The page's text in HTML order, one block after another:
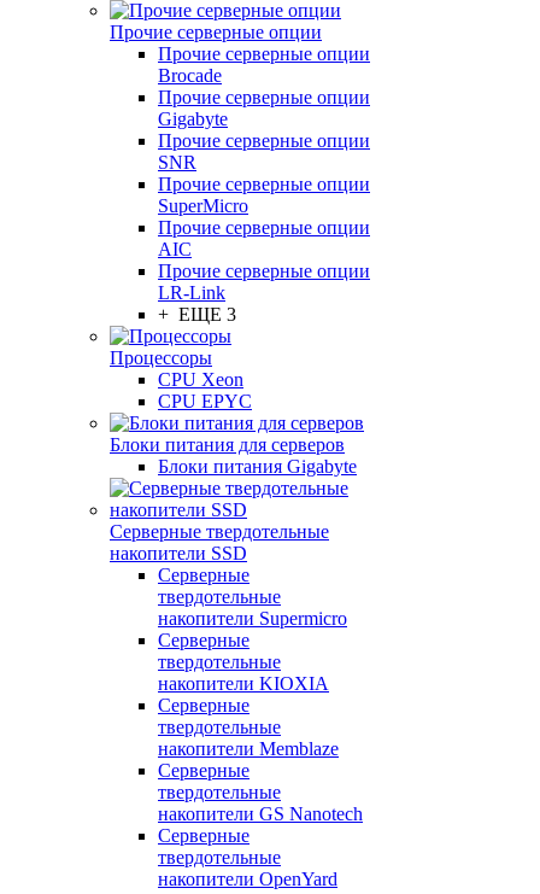
Прочие серверные опции
Прочие серверные опции
Brocade
Прочие серверные опции
Gigabyte
Прочие серверные опции
SNR
Прочие серверные опции
SuperMicro
Прочие серверные опции
AIC
Прочие серверные опции
LR-Link
+ ЕЩЕ 3
Процессоры
CPU Xeon
CPU EPYC
Блоки питания для серверов
Блоки питания Gigabyte
Серверные твердотельные
накопители SSD
Cерверные
твердотельные
накопители Supermicro
Cерверные
твердотельные
накопители KIOXIA
Cерверные
твердотельные
накопители Memblaze
Cерверные
твердотельные
накопители GS Nanotech
Серверные
твердотельные
накопители OpenYard